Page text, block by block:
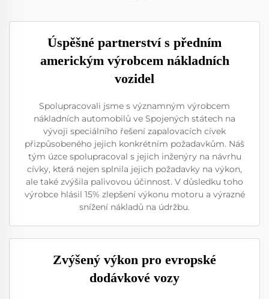
Úspěšné partnerství s předním
americkým výrobcem nákladních
vozidel
Spolupracovali jsme s významným výrobcem
nákladních automobilů ve Spojených státech na
vývoji speciálního řešení zapalovacích cívek
přizpůsobeného jejich konkrétním požadavkům. Náš
tým úzce spolupracoval s jejich inženýry na návrhu
cívky, která nejen splnila jejich požadavky na výkon,
ale také zvýšila palivovou účinnost. V důsledku toho
výrobce hlásil 15% zlepšení výkonu motoru a výrazné
snížení nákladů na údržbu.
Zvýšený výkon pro evropské
dodávkové vozy